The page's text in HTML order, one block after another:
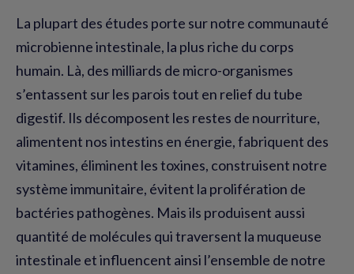
La plupart des études porte sur notre communauté
microbienne intestinale, la plus riche du corps
humain. Là, des milliards de micro-organismes
s’entassent sur les parois tout en relief du tube
digestif. Ils décomposent les restes de nourriture,
alimentent nos intestins en énergie, fabriquent des
vitamines, éliminent les toxines, construisent notre
système immunitaire, évitent la prolifération de
bactéries pathogènes. Mais ils produisent aussi
quantité de molécules qui traversent la muqueuse
intestinale et influencent ainsi l’ensemble de notre